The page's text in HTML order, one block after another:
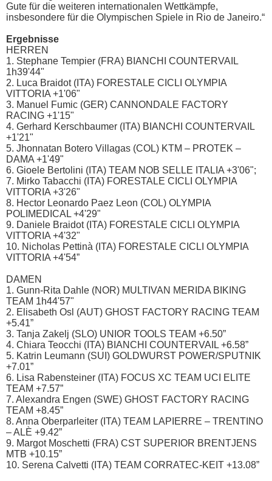
Gute für die weiteren internationalen Wettkämpfe,
insbesondere für die Olympischen Spiele in Rio de Janeiro.“
Ergebnisse
HERREN
1. Stephane Tempier (FRA) BIANCHI COUNTERVAIL
1h39'44"
2. Luca Braidot (ITA) FORESTALE CICLI OLYMPIA
VITTORIA +1'06"
3. Manuel Fumic (GER) CANNONDALE FACTORY
RACING +1'15"
4. Gerhard Kerschbaumer (ITA) BIANCHI COUNTERVAIL
+1'21"
5. Jhonnatan Botero Villagas (COL) KTM – PROTEK –
DAMA +1'49"
6. Gioele Bertolini (ITA) TEAM NOB SELLE ITALIA +3'06";
7. Mirko Tabacchi (ITA) FORESTALE CICLI OLYMPIA
VITTORIA +3'26"
8. Hector Leonardo Paez Leon (COL) OLYMPIA
POLIMEDICAL +4'29"
9. Daniele Braidot (ITA) FORESTALE CICLI OLYMPIA
VITTORIA +4'32"
10. Nicholas Pettinà (ITA) FORESTALE CICLI OLYMPIA
VITTORIA +4'54”
DAMEN
1. Gunn-Rita Dahle (NOR) MULTIVAN MERIDA BIKING
TEAM 1h44'57"
2. Elisabeth Osl (AUT) GHOST FACTORY RACING TEAM
+5.41”
3. Tanja Zakelj (SLO) UNIOR TOOLS TEAM +6.50”
4. Chiara Teocchi (ITA) BIANCHI COUNTERVAIL +6.58”
5. Katrin Leumann (SUI) GOLDWURST POWER/SPUTNIK
+7.01”
6. Lisa Rabensteiner (ITA) FOCUS XC TEAM UCI ELITE
TEAM +7.57”
7. Alexandra Engen (SWE) GHOST FACTORY RACING
TEAM +8.45”
8. Anna Oberparleiter (ITA) TEAM LAPIERRE – TRENTINO
– ALÈ +9.42”
9. Margot Moschetti (FRA) CST SUPERIOR BRENTJENS
MTB +10.15”
10. Serena Calvetti (ITA) TEAM CORRATEC-KEIT +13.08”